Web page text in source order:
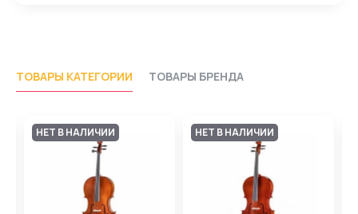
ТОВАРЫ КАТЕГОРИИ ТОВАРЫ БРЕНДА
НЕТ В НАЛИЧИИ НЕТ В НАЛИЧИИ